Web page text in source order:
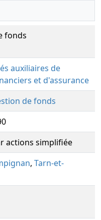
fonds
auxiliaires de
et d'assurance
de fonds
actions simplifiée
, Tarn-et-